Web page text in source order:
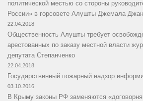
политической местью со стороны
России» в горсовете Алушты Джемала
22.04.2018
Общественность Алушты требует
арестованных по заказу местной власти
депутата Степанченко
22.04.2018
Государственный пожарный надзор
03.10.2016
В Крыму законы РФ заменяются